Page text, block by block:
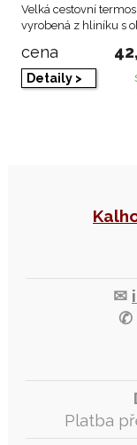
✉
✆
Platba
Velká cestovní
vyrobená z hliníku s
cena
Detaily >